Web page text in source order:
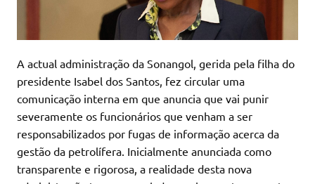
A actual administração da Sonangol, gerida pela filha do
presidente Isabel dos Santos, fez circular uma
comunicação interna em que anuncia que vai punir
severamente os funcionários que venham a ser
responsabilizados por fugas de informação acerca da
gestão da petrolífera. Inicialmente anunciada como
transparente e rigorosa, a realidade desta nova